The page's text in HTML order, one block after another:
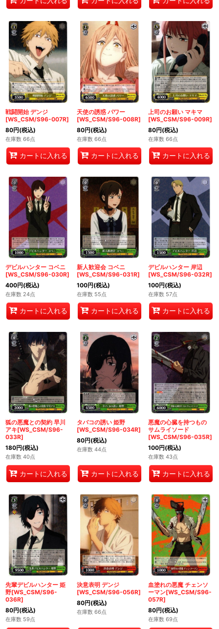
戦闘開始 デンジ
[WS_CSM/S96-007R]
80円(税込)
在庫数 66点
カートに入れる
天使の誘惑 パワー
[WS_CSM/S96-008R]
80円(税込)
在庫数 66点
カートに入れる
上司のお願い マキマ
[WS_CSM/S96-009R]
80円(税込)
在庫数 66点
カートに入れる
デビルハンター コベニ
[WS_CSM/S96-030R]
400円(税込)
在庫数 24点
カートに入れる
新人歓迎会 コベニ
[WS_CSM/S96-031R]
100円(税込)
在庫数 55点
カートに入れる
デビルハンター 岸辺
[WS_CSM/S96-032R]
100円(税込)
在庫数 57点
カートに入れる
狐の悪魔との契約 早川
アキ[WS_CSM/S96-
033R]
180円(税込)
在庫数 40点
カートに入れる
タバコの誘い 姫野
[WS_CSM/S96-034R]
80円(税込)
在庫数 44点
カートに入れる
悪魔の心臓を持つもの
サムライソード
[WS_CSM/S96-035R]
100円(税込)
在庫数 43点
カートに入れる
先輩デビルハンター 姫
野[WS_CSM/S96-
036R]
80円(税込)
在庫数 59点
決意表明 デンジ
[WS_CSM/S96-056R]
80円(税込)
在庫数 66点
血塗れの悪魔 チェンソ
ーマン[WS_CSM/S96-
057R]
80円(税込)
在庫数 69点